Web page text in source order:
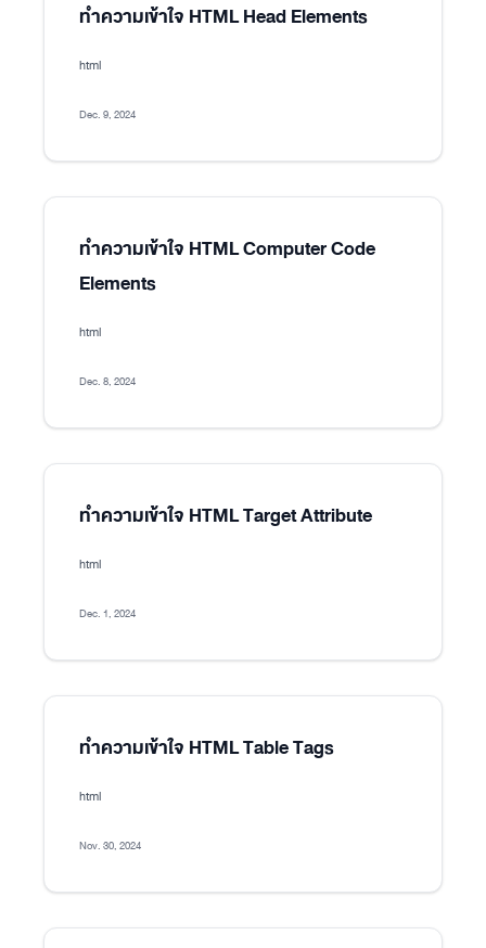
ทำความเข้าใจ HTML Head Elements
html
Dec. 9, 2024
ทำความเข้าใจ HTML Computer Code
Elements
html
Dec. 8, 2024
ทำความเข้าใจ HTML Target Attribute
html
Dec. 1, 2024
ทำความเข้าใจ HTML Table Tags
html
Nov. 30, 2024